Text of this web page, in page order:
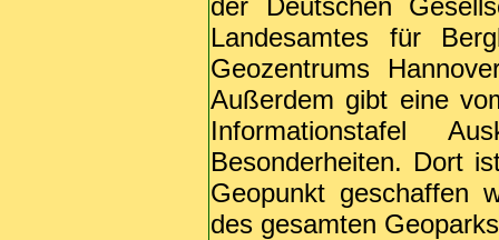
der Deutschen
Landesamtes für
Geozentrums
Außerdem gibt eine
Informationstafel
Besonderheiten. Dort
Geopunkt geschaffen
des gesamten